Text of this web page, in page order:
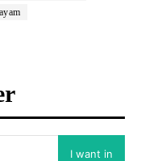
I want in